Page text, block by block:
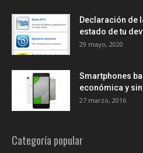
Declaración de
estado de tu
29 mayo, 2020
Smartphones
económica y
27 marzo, 2016
Categoría popular